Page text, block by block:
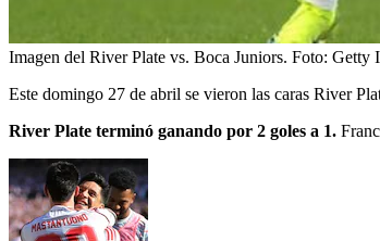
Imagen del River Plate vs. Boca Juniors. Foto: Getty
Este domingo 27 de abril se vieron las caras River
River Plate terminó ganando por 2 goles a 1.